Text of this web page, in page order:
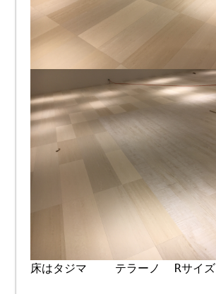
床はタジマ テラーノ Rサイズ